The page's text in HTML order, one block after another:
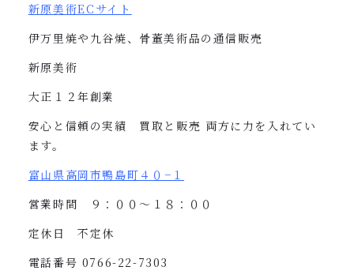
新原美術EC サイト
伊万里焼や九谷焼、骨董美術品の通信販売
新原美術
大正１２年創業
安心と信頼の実績 買取と販売 両方に力を入れてい
ます。
富山県高岡市鴨島町４０ − １
営業時間 ９：００〜１８：００
定休日 不定休
電話番号 0766-22-7303